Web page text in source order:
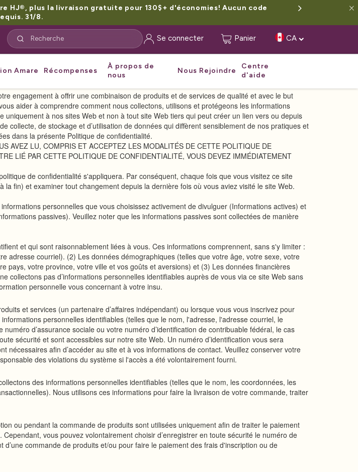
HJ®, plus la livraison gratuite pour 130$+ d'économies! Aucun code
31/8.
Se connecter Panier CA
Amare Récompenses
À propos de
nous
Nous Rejoindre
Centre
d'aide
mondiale de Amare
engagement à offrir une combinaison de produits et de services de qualité et avec le but
aider à comprendre comment nous collectons, utilisons et protégeons les informations
à nos sites Web et non à tout site Web tiers qui peut créer un lien vers ou depuis
collecte, de stockage et d’utilisation de données qui diffèrent sensiblement de nos pratiques et
dans la présente Politique de confidentialité.
AVEZ LU, COMPRIS ET ACCEPTEZ LES MODALITÉS DE CETTE POLITIQUE DE
LIÉ PAR CETTE POLITIQUE DE CONFIDENTIALITÉ, VOUS DEVEZ IMMÉDIATEMENT
de confidentialité s'appliquera. Par conséquent, chaque fois que vous visitez ce site
fin) et examiner tout changement depuis la dernière fois où vous aviez visité le site Web.
personnelles que vous choisissez activement de divulguer (Informations actives) et
passives). Veuillez noter que les informations passives sont collectées de manière
et qui sont raisonnablement liées à vous. Ces informations comprennent, sans s'y limiter :
adresse courriel). (2) Les données démographiques (telles que votre âge, votre sexe, votre
pays, votre province, votre ville et vos goûts et aversions) et (3) Les données financières
collectons pas d’informations personnelles identifiables auprès de vous via ce site Web sans
personnelle vous concernant à votre insu.
et services (un partenaire d’affaires indépendant) ou lorsque vous vous inscrivez pour
personnelles identifiables (telles que le nom, l'adresse, l'adresse courriel, le
d’assurance sociale ou votre numéro d’identification de contribuable fédéral, le cas
sécurité et sont accessibles sur notre site Web. Un numéro d’identification vous sera
afin d’accéder au site et à vos informations de contact. Veuillez conserver votre
des violations du système si l'accès a été volontairement fourni.
des informations personnelles identifiables (telles que le nom, les coordonnées, les
Nous utilisons ces informations pour faire la livraison de votre commande, traiter
ou pendant la commande de produits sont utilisées uniquement afin de traiter le paiement
vous pouvez volontairement choisir d’enregistrer en toute sécurité le numéro de
commande de produits et/ou pour faire le paiement des frais d'inscription ou de